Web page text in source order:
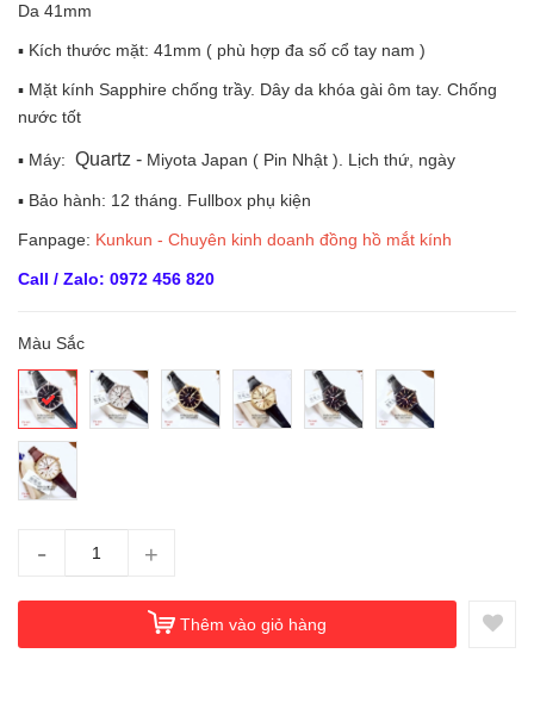
Da 41mm
▪️ Kích thước mặt: 41mm ( phù hợp đa số cổ tay nam )
▪️ Mặt kính Sapphire chống trầy. Dây da khóa gài ôm tay. Chống
nước tốt
▪️ Máy: Quartz - Miyota Japan ( Pin Nhật ). Lịch thứ, ngày
▪️ Bảo hành: 12 tháng. Fullbox phụ kiện
Fanpage: Kunkun - Chuyên kinh doanh đồng hồ mắt kính
Call / Zalo: 0972 456 820
Màu Sắc
- +
Thêm vào giỏ hàng